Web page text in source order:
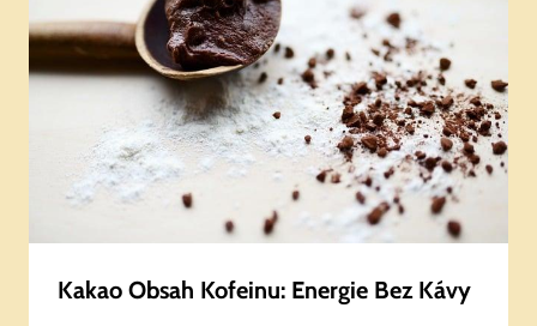
Kakao Obsah Kofeinu: Energie Bez Kávy